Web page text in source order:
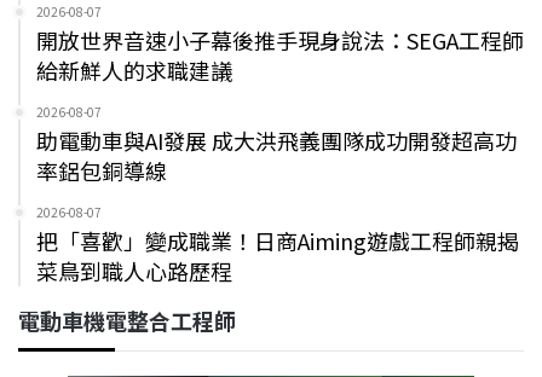
2026-08-07
開放世界音速小子幕後推手現身說法：SEGA工程師
給新鮮人的求職建議
2026-08-07
助電動車與AI發展 成大洪飛義團隊成功開發超高功
率鋁包銅導線
2026-08-07
把「喜歡」變成職業！日商Aiming遊戲工程師親揭
菜鳥到職人心路歷程
電動車機電整合工程師